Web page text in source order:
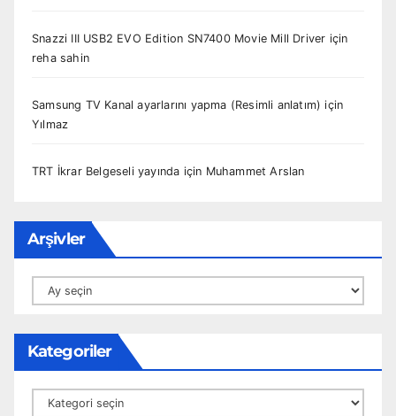
Snazzi III USB2 EVO Edition SN7400 Movie Mill Driver için
reha sahin
Samsung TV Kanal ayarlarını yapma (Resimli anlatım) için
Yılmaz
TRT İkrar Belgeseli yayında için Muhammet Arslan
Arşivler
Arşivler
Kategoriler
Kategoriler